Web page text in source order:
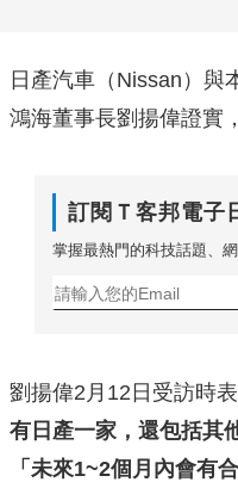
日產汽車（Nissan）與
鴻海董事長劉揚偉證實
訂閱Ｔ客邦電子
掌握最熱門的科技話題、
劉揚偉2月12日受訪時表
有日產一家，還包括其
「未來1~2個月內會有